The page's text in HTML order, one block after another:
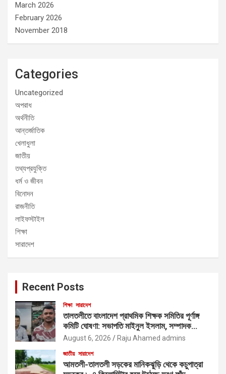
March 2026
February 2026
November 2018
Categories
Uncategorized
অপরাধ
অর্থনীতি
আন্তর্জাতিক
খেলাধুলা
জাতীয়
তথ্যপ্রযুক্তি
ধর্ম ও জীবন
বিনোদন
রাজনীতি
লাইফস্টাইল
শিক্ষা
সারাদেশ
Recent Posts
শিক্ষা সারাদেশ
তালতলীতে বাংলাদেশ প্রাথমিক শিক্ষক সমিতির পূর্ণাঙ্গ
কমিটি ঘোষণা: সভাপতি মাইনুল ইসলাম, সম্পাদক
ফয়সাল আহমেদ
August 6, 2026 Raju Ahamed admins
জাতীয় সারাদেশ
আমতলী-তালতলী সড়কের মানিকঝুড়ি থেকে কচুপাত্রা